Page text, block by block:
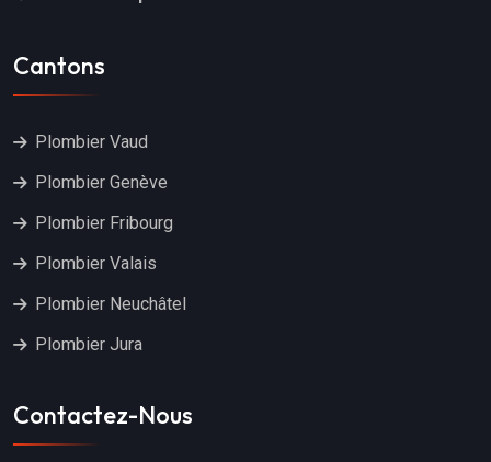
Cantons
Plombier Vaud
Plombier Genève
Plombier Fribourg
Plombier Valais
Plombier Neuchâtel
Plombier Jura
Contactez-Nous